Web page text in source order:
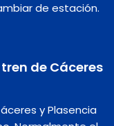
de estación.
de Cáceres
y Plasencia